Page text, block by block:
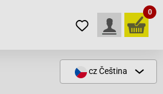
0
czČeština